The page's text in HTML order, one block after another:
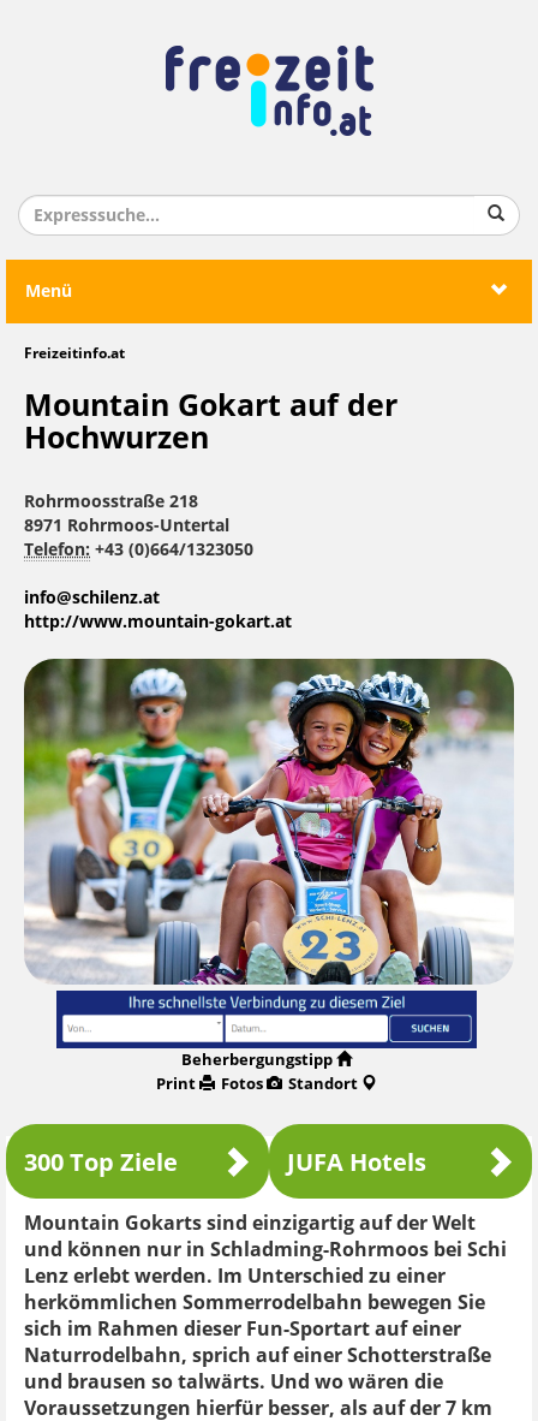
Menü
Freizeitinfo.at
Mountain Gokart auf der
Hochwurzen
Rohrmoosstraße 218
8971 Rohrmoos-Untertal
Telefon: +43 (0)664/1323050
info@schilenz.at
http://www.mountain-gokart.at
Beherbergungstipp
Print
Fotos Standort
300 Top Ziele JUFA Hotels
Mountain Gokarts sind einzigartig auf der Welt
und können nur in Schladming-Rohrmoos bei Schi
Lenz erlebt werden. Im Unterschied zu einer
herkömmlichen Sommerrodelbahn bewegen Sie
sich im Rahmen dieser Fun-Sportart auf einer
Naturrodelbahn, sprich auf einer Schotterstraße
und brausen so talwärts. Und wo wären die
Voraussetzungen hierfür besser, als auf der 7 km